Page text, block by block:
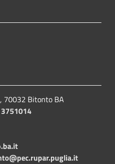
70032 Bitonto BA